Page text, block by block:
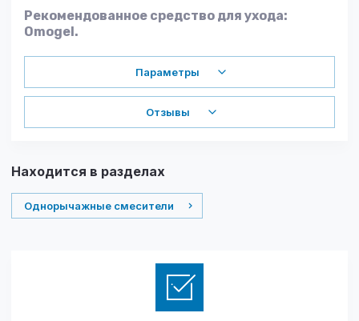
Рекомендованное средство для ухода:
Omogel.
Параметры
Отзывы
Находится в разделах
Однорычажные смесители